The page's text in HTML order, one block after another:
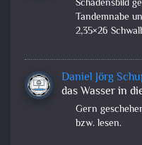
Schadensbild
Tandemnabe
2,35×26
Daniel Jörg
das Wasser in
Gern
bzw. lesen.